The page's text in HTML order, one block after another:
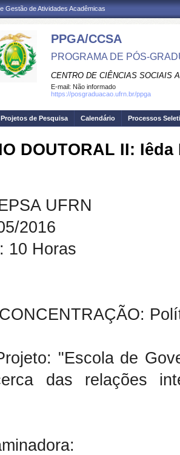
Gestão de Atividades Acadêmicas
PPGA/CCSA
PROGRAMA DE PÓS-
CENTRO DE CIÊNCIAS SOCIAIS
E-mail: Não informado
https://posgraduacao.ufrn.br/ppga
Projetos de Pesquisa Calendário Processos
DOUTORAL II:
UFRN
2016
10 Horas
"Escola de
das relações